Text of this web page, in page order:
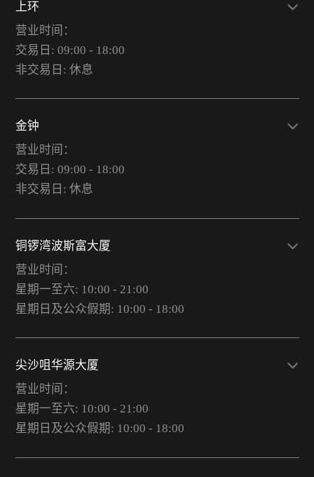
上环
营业时间：
交易日: 09:00 - 18:00
非交易日: 休息
金钟
营业时间：
交易日: 09:00 - 18:00
非交易日: 休息
铜锣湾波斯富大厦
营业时间：
星期一至六: 10:00 - 21:00
星期日及公众假期: 10:00 - 18:00
尖沙咀华源大厦
营业时间：
星期一至六: 10:00 - 21:00
星期日及公众假期: 10:00 - 18:00